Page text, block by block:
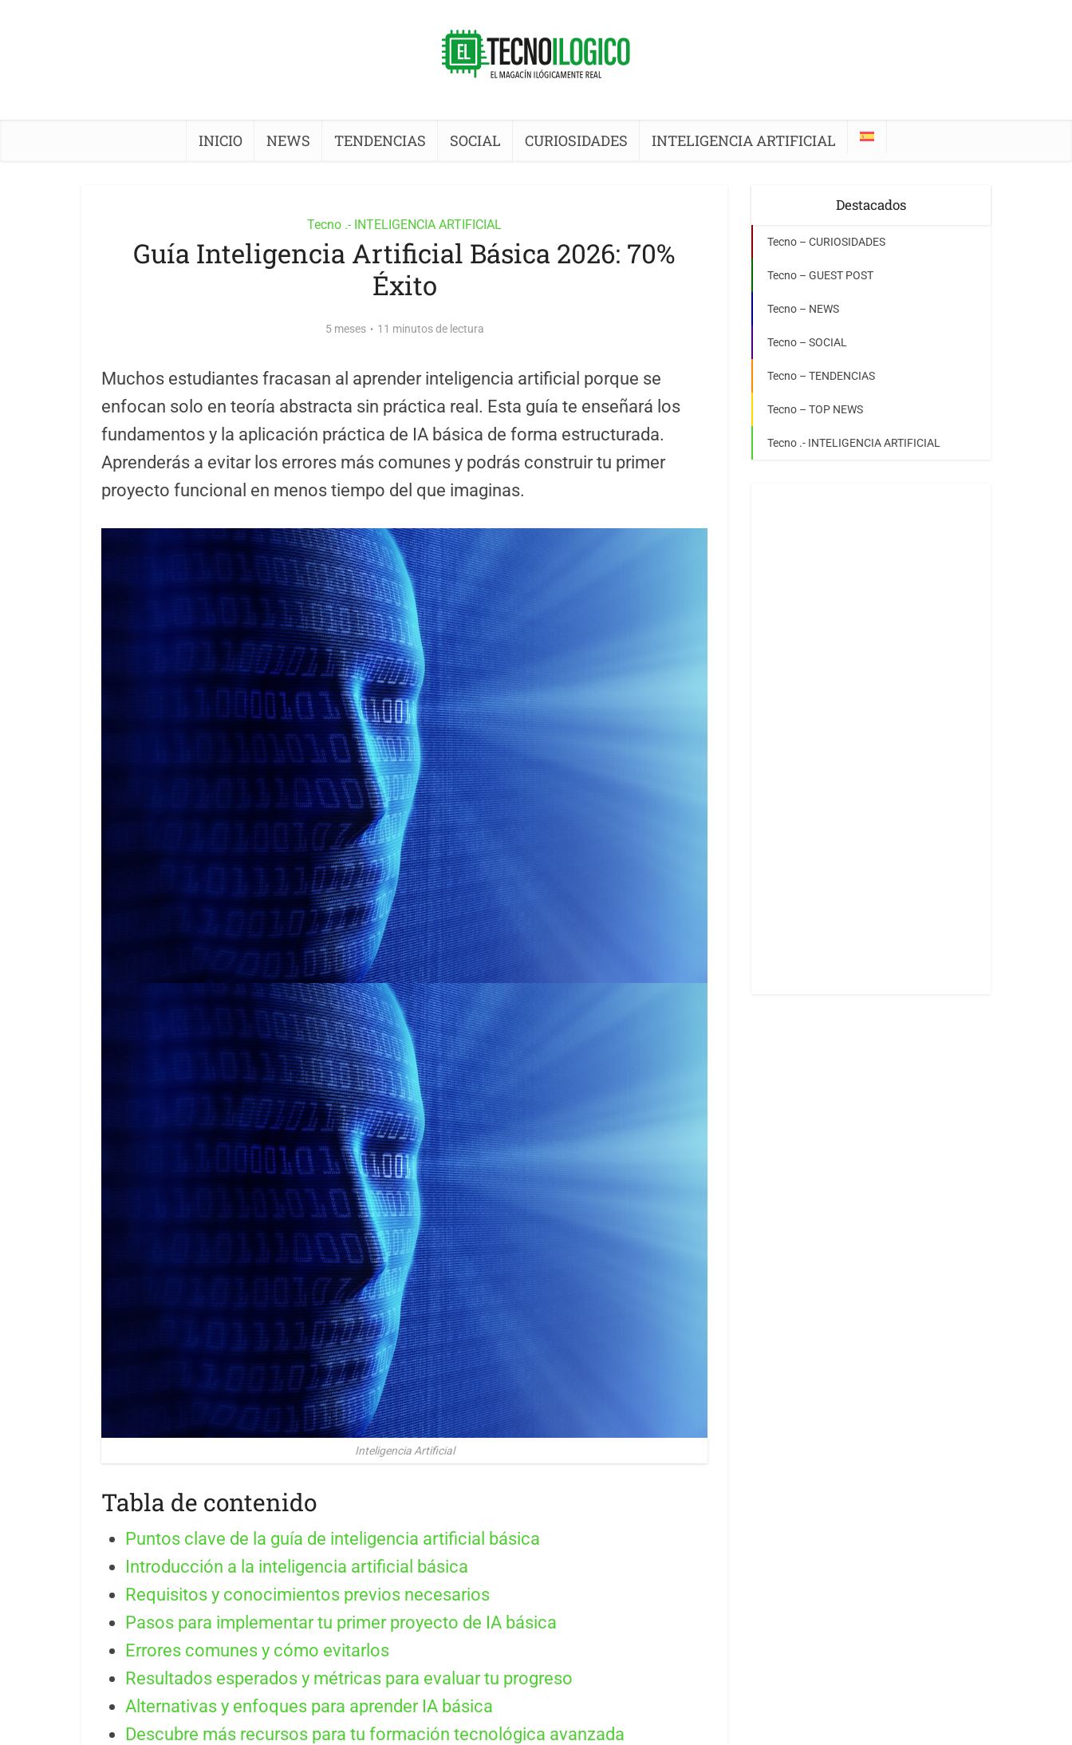
INICIO NEWS TENDENCIAS SOCIAL CURIOSIDADES INTELIGENCIA ARTIFICIAL
Tecno .- INTELIGENCIA ARTIFICIAL
Guía Inteligencia Artificial Básica 2026: 70%
Éxito
5 meses 11 minutos de lectura
Muchos estudiantes fracasan al aprender inteligencia artificial porque se
enfocan solo en teoría abstracta sin práctica real. Esta guía te enseñará los
fundamentos y la aplicación práctica de IA básica de forma estructurada.
Aprenderás a evitar los errores más comunes y podrás construir tu primer
proyecto funcional en menos tiempo del que imaginas.
Inteligencia Artificial
Tabla de contenido
Puntos clave de la guía de inteligencia artificial básica
Introducción a la inteligencia artificial básica
Requisitos y conocimientos previos necesarios
Pasos para implementar tu primer proyecto de IA básica
Errores comunes y cómo evitarlos
Resultados esperados y métricas para evaluar tu progreso
Alternativas y enfoques para aprender IA básica
Descubre más recursos para tu formación tecnológica avanzada
Destacados
Tecno – CURIOSIDADES
Tecno – GUEST POST
Tecno – NEWS
Tecno – SOCIAL
Tecno – TENDENCIAS
Tecno – TOP NEWS
Tecno .- INTELIGENCIA ARTIFICIAL